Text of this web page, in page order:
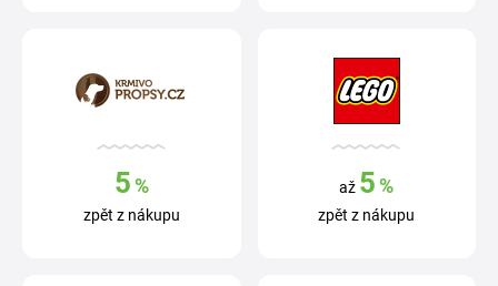
5%
zpět z nákupu
až 5 %
zpět z nákupu